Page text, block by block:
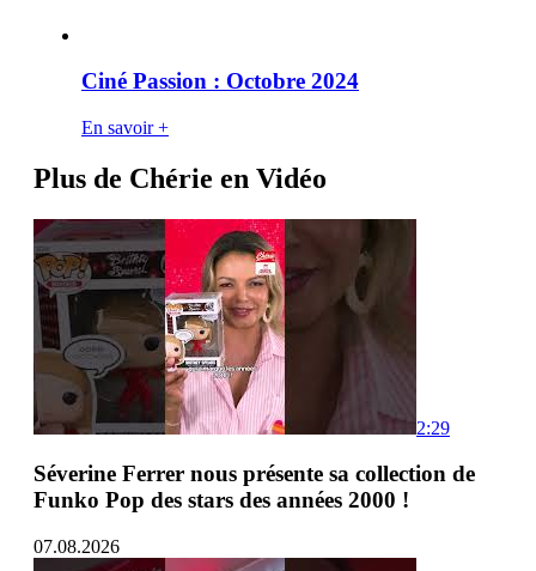
Ciné Passion : Octobre 2024
En savoir +
Plus de Chérie en Vidéo
2:29
Séverine Ferrer nous présente sa collection de
Funko Pop des stars des années 2000 !
07.08.2026